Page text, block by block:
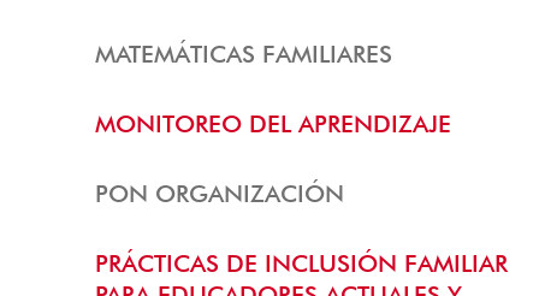
MATEMÁTICAS FAMILIARES
MONITOREO DEL APRENDIZAJE
PON ORGANIZACIÓN
PRÁCTICAS DE INCLUSIÓN FAMILIAR